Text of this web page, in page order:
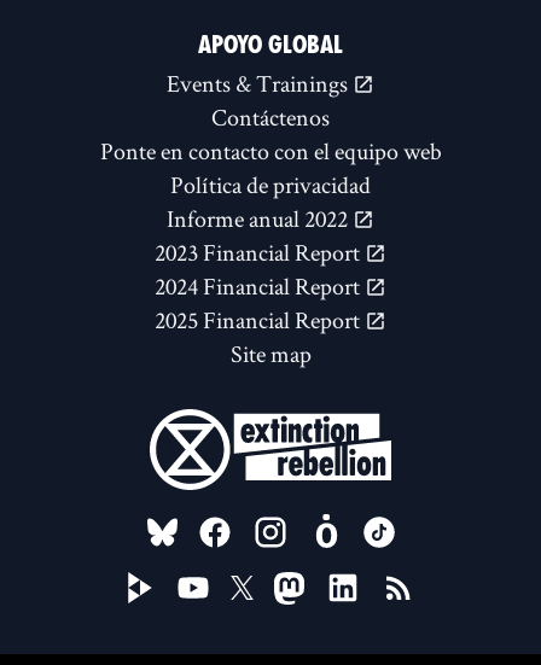
APOYO GLOBAL
Events & Trainings
Contáctenos
Ponte en contacto con el equipo web
Política de privacidad
Informe anual 2022
2023 Financial Report
2024 Financial Report
2025 Financial Report
Site map
FOLLOW US ON